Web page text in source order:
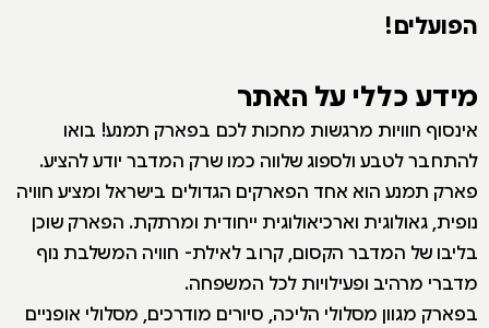
הפועלים!
מידע כללי על האתר
אינסוף חוויות מרגשות מחכות לכם בפארק תמנע! בואו
להתחבר לטבע ולספוג שלווה כמו שרק המדבר יודע להציע.
פארק תמנע הוא אחד הפארקים הגדולים בישראל ומציע חוויה
נופית, גאולוגית וארכיאולוגית ייחודית ומרתקת. הפארק שוכן
בליבו של המדבר הקסום, קרוב לאילת- חוויה המשלבת נוף
מדברי מרהיב ופעילויות לכל המשפחה.
בפארק מגוון מסלולי הליכה, סיורים מודרכים, מסלולי אופניים